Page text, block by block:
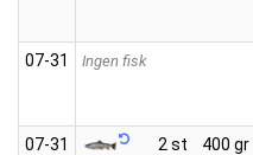
07‑31 Ingen fisk
07‑31
2 st 400 gr